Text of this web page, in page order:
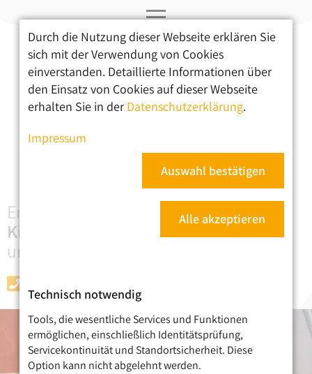
Navigation
überspringen
Ergotherapie
Therapieschwerpunkte
Praxis & Informationen
Ergotherapie für
Kinder
und
030 - 91483226
Durch die Nutzung dieser Webseite erklären Sie
sich mit der Verwendung von Cookies
einverstanden. Detaillierte Informationen über
den Einsatz von Cookies auf dieser Webseite
erhalten Sie in der Datenschutzerklärung.
Impressum
Auswahl bestätigen
Alle akzeptieren
Technisch notwendig
Tools, die wesentliche Services und Funktionen
ermöglichen, einschließlich Identitätsprüfung,
Servicekontinuität und Standortsicherheit. Diese
Option kann nicht abgelehnt werden.